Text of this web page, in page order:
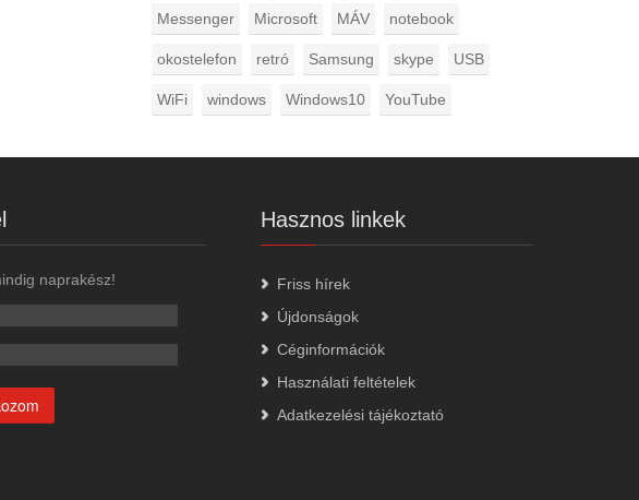
Messenger Microsoft MÁV notebook
okostelefon retró Samsung skype USB
WiFi windows Windows10 YouTube
naprakész!
Hasznos linkek
Friss hírek
Újdonságok
Céginformációk
Használati feltételek
Adatkezelési tájékoztató